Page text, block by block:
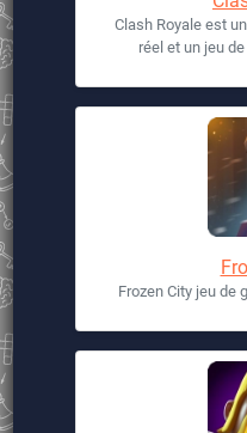
Clash Royale est
réel et un jeu
Frozen City jeu de